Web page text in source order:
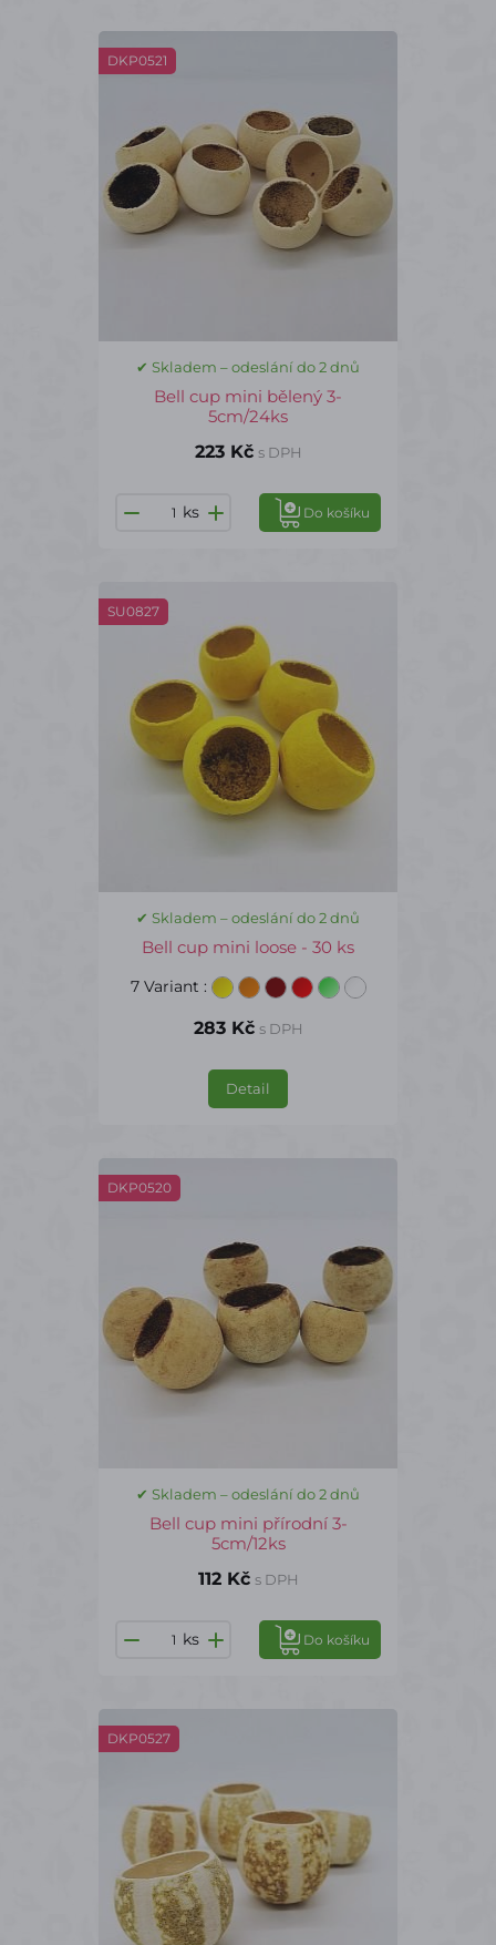
DKP0521
✔ Skladem – odeslání do 2 dnů
Bell cup mini bělený 3-
5cm/24ks
223 Kč s DPH
ks Do košíku
SU0827
✔ Skladem – odeslání do 2 dnů
Bell cup mini loose - 30 ks
7 Variant :
283 Kč s DPH
Detail
DKP0520
✔ Skladem – odeslání do 2 dnů
Bell cup mini přírodní 3-
5cm/12ks
112 Kč s DPH
ks Do košíku
DKP0527